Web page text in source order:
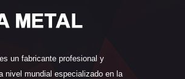
un fabricante profesional y
nivel mundial especializado en la